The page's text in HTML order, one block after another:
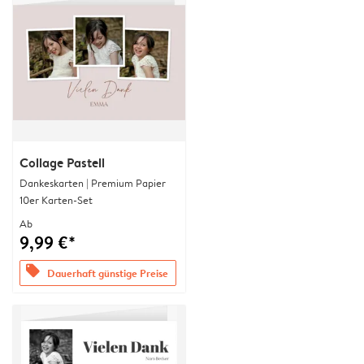
Collage Pastell
Dankeskarten | Premium Papier
10er Karten-Set
Ab
9,99 €*
offers Dauerhaft günstige Preise